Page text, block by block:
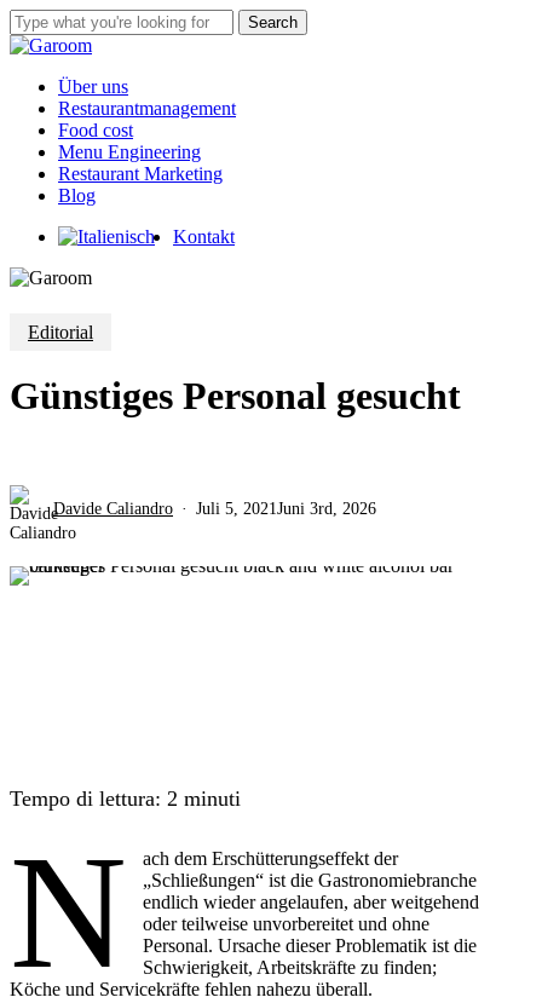
Skip
to
content
Search
Close
Menu
Über uns
Restaurantmanagement
Food cost
Menu Engineering
Restaurant Marketing
Blog
Kontakt
Editorial
Günstiges Personal gesucht
Davide Caliandro Juli 5, 2021 Juni 3rd, 2026
Tempo di lettura: 2 minuti
N
ach dem Erschütterungseffekt der
„Schließungen“ ist die Gastronomiebranche
endlich wieder angelaufen, aber weitgehend
oder teilweise unvorbereitet und ohne
Personal. Ursache dieser Problematik ist die
Schwierigkeit, Arbeitskräfte zu finden;
Köche und Servicekräfte fehlen nahezu überall.